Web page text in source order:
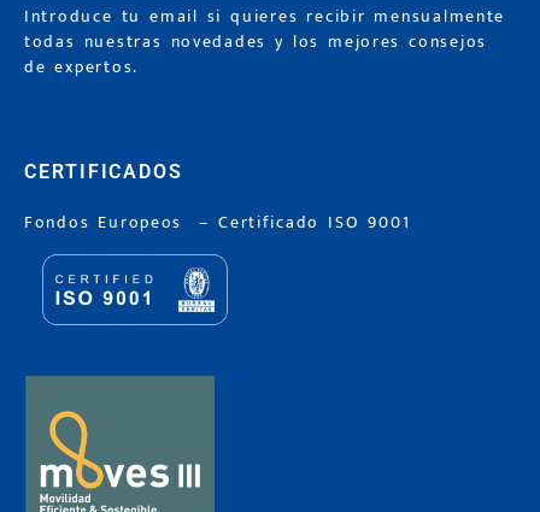
Introduce tu email si quieres recibir mensualmente
todas nuestras novedades y los mejores consejos
de expertos.
CERTIFICADOS
Fondos Europeos –Certificado ISO 9001